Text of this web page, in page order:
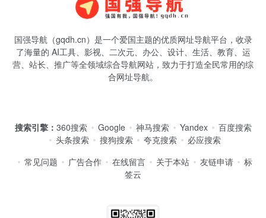
国强导航（gqdh.cn）是一个爱国主题的优质网址导航平台，收录
了海量的 AI工具、影视、二次元、办公、设计、生活、教育、运
营、站长、推广等全领域综合导航网站，致力于打造全民常用的综
合网址导航。
搜索引擎： 360搜索 Google 神马搜索 Yandex
百度搜索
头条搜索
搜狗搜索 夸克搜索
必应搜索
常见问题
广告合作 在线留言 关于本站 友链申请
标
签云